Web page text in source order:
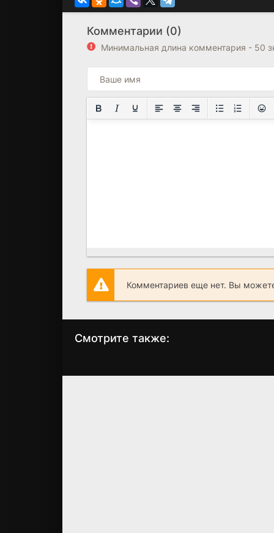
Комментарии (0)
Минимальная длина комментария - 50
Комментариев еще нет. Вы
Смотрите также: